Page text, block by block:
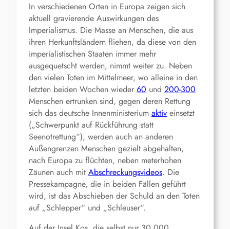
In verschiedenen Orten in Europa zeigen sich
aktuell gravierende Auswirkungen des
Imperialismus. Die Masse an Menschen, die aus
ihren Herkunftsländern fliehen, da diese von den
imperialistischen Staaten immer mehr
ausgequetscht werden, nimmt weiter zu. Neben
den vielen Toten im Mittelmeer, wo alleine in den
letzten beiden Wochen wieder 60 und 200-300
Menschen ertrunken sind, gegen deren Rettung
sich das deutsche Innenministerium aktiv einsetzt
(„Schwerpunkt auf Rückführung statt
Seenotrettung“), werden auch an anderen
Außengrenzen Menschen gezielt abgehalten,
nach Europa zu flüchten, neben meterhohen
Zäunen auch mit Abschreckungsvideos. Die
Pressekampagne, die in beiden Fällen geführt
wird, ist das Abschieben der Schuld an den Toten
auf „Schlepper“ und „Schleuser“.